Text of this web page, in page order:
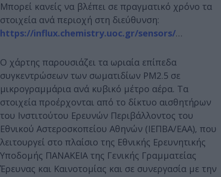
Μπορεί κανείς να βλέπει σε πραγματικό χρόνο τα
στοιχεία ανά περιοχή στη διεύθυνση:
https://influx.chemistry.uoc.gr/sensors/…
Ο χάρτης παρουσιάζει τα ωριαία επίπεδα
συγκεντρώσεων των σωματιδίων PM2.5 σε
μικρογραμμάρια ανά κυβικό μέτρο αέρα. Τα
στοιχεία προέρχονται από το δίκτυο αισθητήρων
του Ινστιτούτου Ερευνών Περιβάλλοντος του
Εθνικού Αστεροσκοπείου Αθηνών (ΙΕΠΒΑ/ΕΑΑ), που
λειτουργεί στο πλαίσιο της Εθνικής Ερευνητικής
Υποδομής ΠΑΝΑΚΕΙΑ της Γενικής Γραμματείας
Έρευνας και Καινοτομίας και σε συνεργασία με την